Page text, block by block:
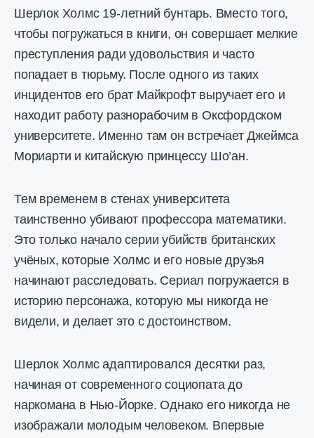
Шерлок Холмс 19-летний бунтарь. Вместо того,
чтобы погружаться в книги, он совершает мелкие
преступления ради удовольствия и часто
попадает в тюрьму. После одного из таких
инцидентов его брат Майкрофт выручает его и
находит работу разнорабочим в Оксфордском
университете. Именно там он встречает Джеймса
Мориарти и китайскую принцессу Шо’ан.
Тем временем в стенах университета
таинственно убивают профессора математики.
Это только начало серии убийств британских
учёных, которые Холмс и его новые друзья
начинают расследовать. Сериал погружается в
историю персонажа, которую мы никогда не
видели, и делает это с достоинством.
Шерлок Холмс адаптировался десятки раз,
начиная от современного социопата до
наркомана в Нью-Йорке. Однако его никогда не
изображали молодым человеком. Впервые